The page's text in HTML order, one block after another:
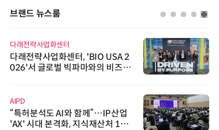
브랜드 뉴스룸
다래전략사업화센터
다래전략사업화센터, 'BIO USA 2
026'서 글로벌 빅파마와의 비즈니
AIPD
“특허분석도 AI와 함께”…IP산업
'AX' 시대 본격화, 지식재산처 1호